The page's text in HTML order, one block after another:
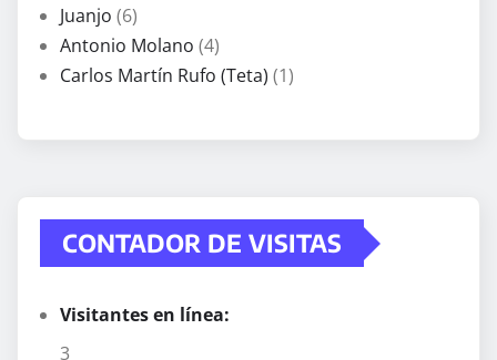
Juanjo (6)
Antonio Molano (4)
Carlos Martín Rufo (Teta) (1)
CONTADOR DE VISITAS
Visitantes en línea:
3